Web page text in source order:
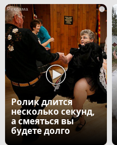
i
Ролик длится
несколько секунд,
а смеяться вы
будете долго